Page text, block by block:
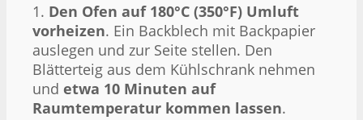
1. Den Ofen auf 180°C (350°F) Umluft
vorheizen. Ein Backblech mit Backpapier
auslegen und zur Seite stellen. Den
Blätterteig aus dem Kühlschrank nehmen
und etwa 10 Minuten auf
Raumtemperatur kommen lassen.